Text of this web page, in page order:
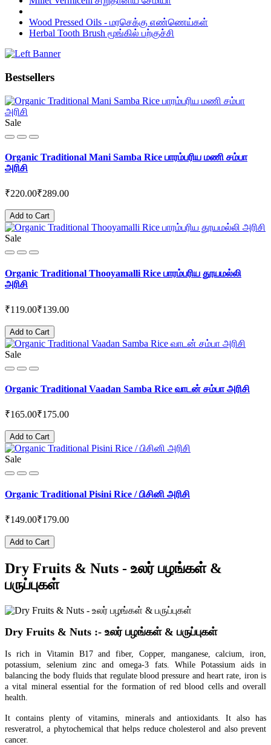
Wood Pressed Oils - மரசெக்கு எண்ணெய்கள்
Herbal Tooth Brush மூங்கில் பற்குச்சி
Bestsellers
Sale
Organic Traditional Mani Samba Rice பாரம்பரிய மணி சம்பா
அரிசி
₹220.00₹289.00
Add to Cart
Sale
Organic Traditional Thooyamalli Rice பாரம்பரிய தூயமல்லி
அரிசி
₹119.00₹139.00
Add to Cart
Sale
Organic Traditional Vaadan Samba Rice வாடன் சம்பா அரிசி
₹165.00₹175.00
Add to Cart
Sale
Organic Traditional Pisini Rice / பிசினி அரிசி
₹149.00₹179.00
Add to Cart
Dry Fruits & Nuts - உலர் பழங்கள் &
பருப்புகள்
Dry Fruits & Nuts :- உலர் பழங்கள் & பருப்புகள்
Is rich in Vitamin B17 and fiber, Copper, manganese,calcium, iron,
potassium, selenium zinc andomega-3 fats. While Potassium aids in
balancing the body fluids that regulate blood pressure and heart rate, iron is
a vital mineral essential for the formation of red blood cells and overall
health.
It contains plenty of vitamins, minerals and antioxidants. It also has
resveratrol, a phytochemical that helps reduce cholesterol and also prevent
cancer.